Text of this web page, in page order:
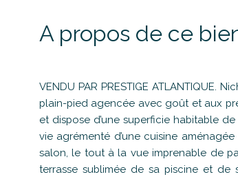
A propos de ce
VENDU PAR PRESTIGE
plain-pied agencée avec goût et aux
et dispose d’une superficie habitable
vie agrémenté d’une cuisine
salon, le tout à la vue imprenable de
terrasse sublimée de sa piscine et